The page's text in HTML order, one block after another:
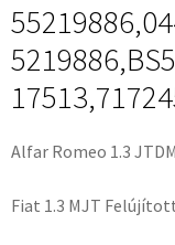
Alfar Romeo 1.3
Fiat 1.3 MJT